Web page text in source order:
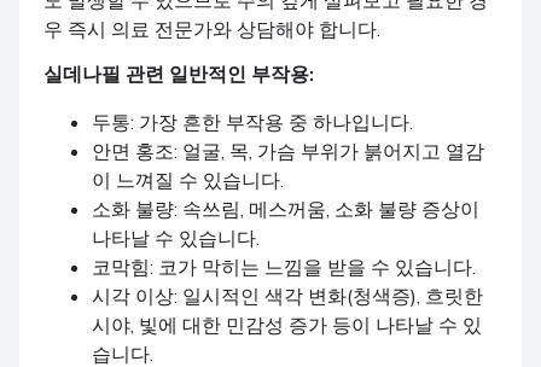
우 즉시 의료 전문가와 상담해야 합니다.
실데나필 관련 일반적인 부작용:
두통: 가장 흔한 부작용 중 하나입니다.
안면 홍조: 얼굴, 목, 가슴 부위가 붉어지고 열감
이 느껴질 수 있습니다.
소화 불량: 속쓰림, 메스꺼움, 소화 불량 증상이
나타날 수 있습니다.
코막힘: 코가 막히는 느낌을 받을 수 있습니다.
시각 이상: 일시적인 색각 변화(청색증), 흐릿한
시야, 빛에 대한 민감성 증가 등이 나타날 수 있
습니다.